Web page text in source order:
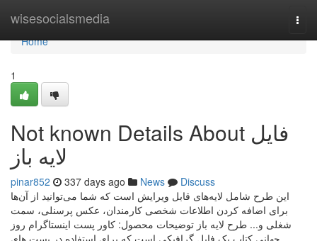
wisesocialsmedia
Home
Home
1
Not known Details About فایل
لایه باز
pinar852 337 days ago News
Discuss
این طرح شامل لایه‌های قابل ویرایش است که شما می‌توانید از آن‌ها
برای اضافه کردن اطلاعات شخصی کارمندان، عکس پرسنلی، سمت
شغلی و... طرح لایه باز توضیحات محصول: کاور پست اینستاگرام روز
جهانی کتاب یک فایل گرافیکی است که برای استفاده در پست های